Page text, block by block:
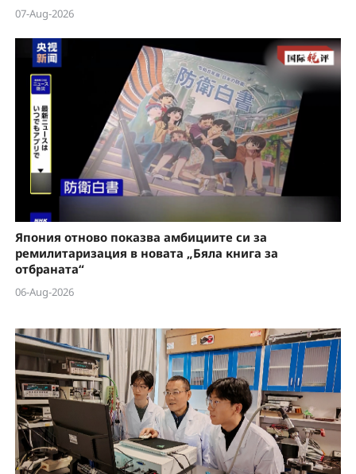
07-Aug-2026
Япония отново показва амбициите си за
ремилитаризация в новата „Бяла книга за
отбраната“
06-Aug-2026